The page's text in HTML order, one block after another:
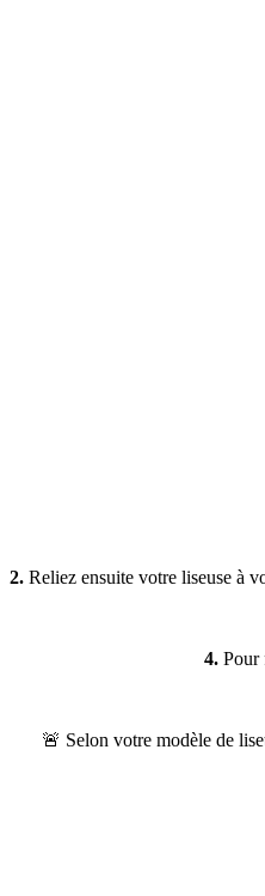
2. Reliez ensuite votre liseuse à
4. Pour
🚨 Selon votre modèle de